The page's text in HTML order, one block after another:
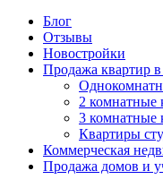
Блог
Отзывы
Новостройки
Продажа квартир
2 комнатные
3 комнатные
Квартиры
Коммерческая
Продажа домов и